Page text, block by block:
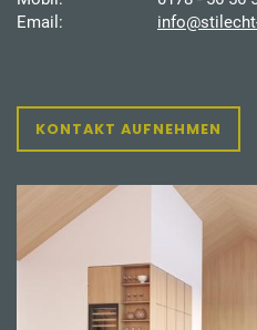
Email:
KONTAKT AUFNEHMEN